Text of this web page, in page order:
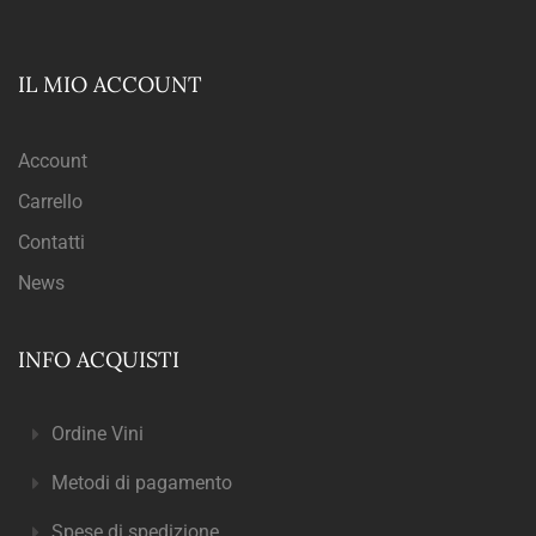
IL MIO ACCOUNT
Account
Carrello
Contatti
News
INFO ACQUISTI
Ordine Vini
Metodi di pagamento